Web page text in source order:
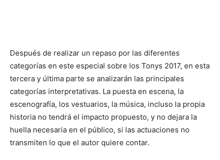
Después de realizar un repaso por las diferentes
categorías en este especial sobre los Tonys 2017, en esta
tercera y última parte se analizarán las principales
categorías interpretativas. La puesta en escena, la
escenografía, los vestuarios, la música, incluso la propia
historia no tendrá el impacto propuesto, y no dejara la
huella necesaria en el público, si las actuaciones no
transmiten lo que el autor quiere contar.